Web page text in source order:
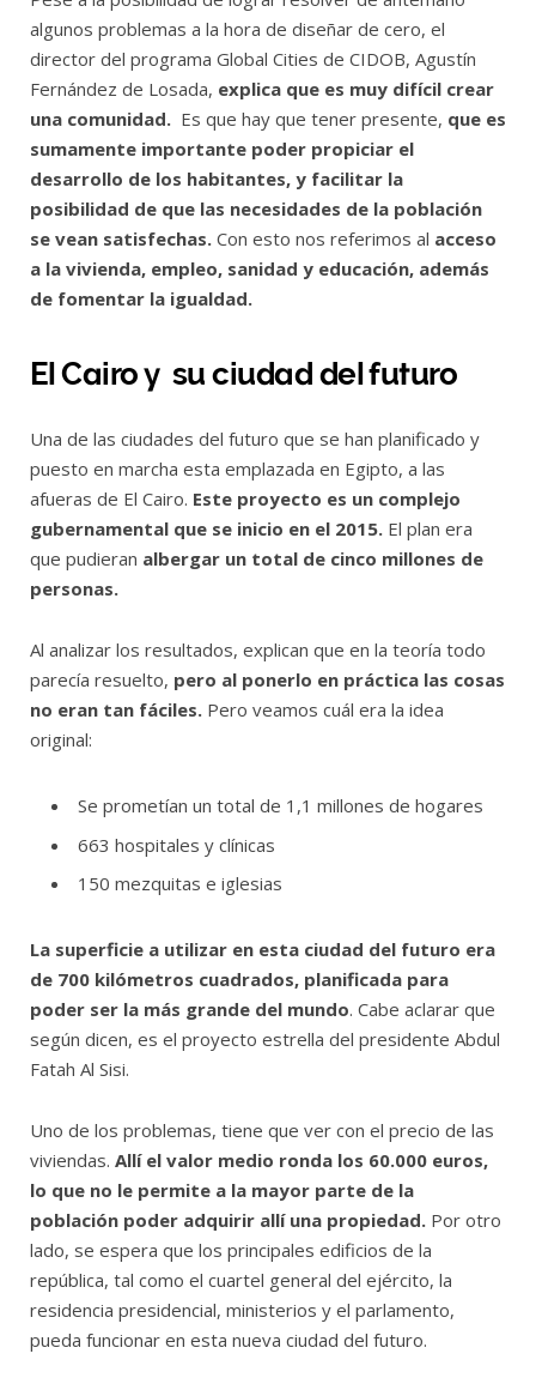
algunos problemas a la hora de diseñar de cero, el
director del programa Global Cities de CIDOB, Agustín
Fernández de Losada, explica que es muy difícil crear
una comunidad. Es que hay que tener presente, que es
sumamente importante poder propiciar el
desarrollo de los habitantes, y facilitar la
posibilidad de que las necesidades de la población
se vean satisfechas. Con esto nos referimos al acceso
a la vivienda, empleo, sanidad y educación, además
de fomentar la igualdad.
El Cairo y su ciudad del futuro
Una de las ciudades del futuro que se han planificado y
puesto en marcha esta emplazada en Egipto, a las
afueras de El Cairo. Este proyecto es un complejo
gubernamental que se inicio en el 2015. El plan era
que pudieran albergar un total de cinco millones de
personas.
Al analizar los resultados, explican que en la teoría todo
parecía resuelto, pero al ponerlo en práctica las cosas
no eran tan fáciles. Pero veamos cuál era la idea
original:
Se prometían un total de 1,1 millones de hogares
663 hospitales y clínicas
150 mezquitas e iglesias
La superficie a utilizar en esta ciudad del futuro era
de 700 kilómetros cuadrados, planificada para
poder ser la más grande del mundo. Cabe aclarar que
según dicen, es el proyecto estrella del presidente Abdul
Fatah Al Sisi.
Uno de los problemas, tiene que ver con el precio de las
viviendas. Allí el valor medio ronda los 60.000 euros,
lo que no le permite a la mayor parte de la
población poder adquirir allí una propiedad. Por otro
lado, se espera que los principales edificios de la
república, tal como el cuartel general del ejército, la
residencia presidencial, ministerios y el parlamento,
pueda funcionar en esta nueva ciudad del futuro.